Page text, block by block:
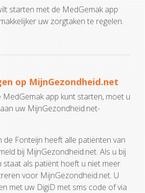
starten met de MedGemak app
uw zorgtaken te regelen.
op MijnGezondheid.net
app kunt starten, moet u
uw MijnGezondheid.net-
de Fonteijn heeft alle patiënten van
bij MijnGezondheid.net. Als u bij
staat als patiënt hoeft u niet meer
voor MijnGezondheid.net. U
met uw DigiD met sms code of via